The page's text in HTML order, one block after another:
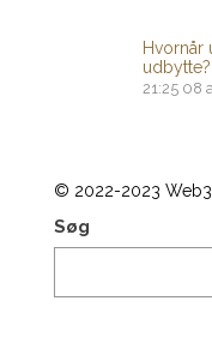
Hvornår
21:25 08
© 2022-2023
Søg